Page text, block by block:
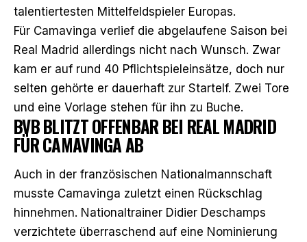
talentiertesten Mittelfeldspieler Europas.
Für Camavinga verlief die abgelaufene Saison bei
Real Madrid allerdings nicht nach Wunsch. Zwar
kam er auf rund 40 Pflichtspieleinsätze, doch nur
selten gehörte er dauerhaft zur Startelf. Zwei Tore
und eine Vorlage stehen für ihn zu Buche.
BVB BLITZT OFFENBAR BEI REAL MADRID
FÜR CAMAVINGA AB
Auch in der französischen Nationalmannschaft
musste Camavinga zuletzt einen Rückschlag
hinnehmen. Nationaltrainer Didier Deschamps
verzichtete überraschend auf eine Nominierung